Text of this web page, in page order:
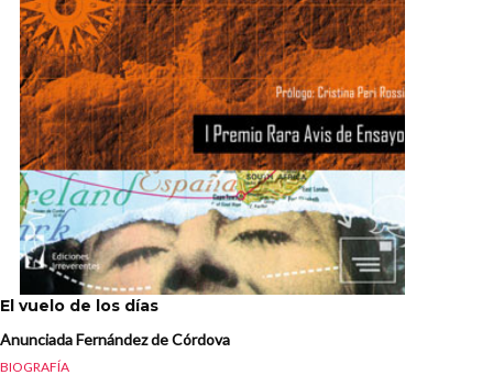
El vuelo de los días
Anunciada Fernández de Córdova
BIOGRAFÍA